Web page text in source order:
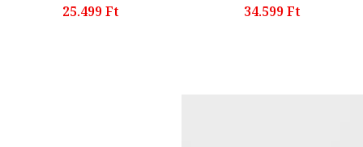
25.499 Ft 34.599 Ft